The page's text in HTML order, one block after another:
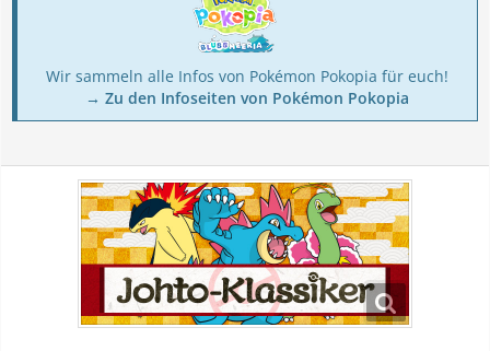
Wir sammeln alle Infos von Pokémon Pokopia für euch!
→ Zu den Infoseiten von Pokémon Pokopia